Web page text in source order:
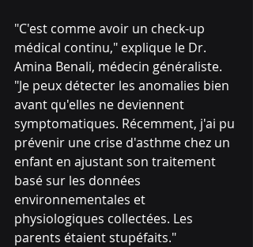
"C'est comme avoir un check-up
médical continu," explique le Dr.
Amina Benali, médecin généraliste.
"Je peux détecter les anomalies bien
avant qu'elles ne deviennent
symptomatiques. Récemment, j'ai pu
prévenir une crise d'asthme chez un
enfant en ajustant son traitement
basé sur les données
environnementales et
physiologiques collectées. Les
parents étaient stupéfaits."